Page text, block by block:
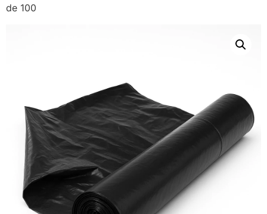
de 100